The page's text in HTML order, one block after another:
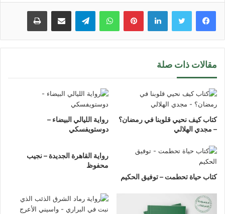
لينكدإن بينتيريستواتساب تيلقرام مشاركة عبر البريد طباعة
مقالات ذات صلة
كتاب كيف نحيي قلوبنا في رمضان؟
– مجدي الهلالي
رواية الليالي البيضاء –
دوستويفسكي
كتاب حياة تحطمت – توفيق الحكيم
رواية القاهرة الجديدة – نجيب
محفوظ